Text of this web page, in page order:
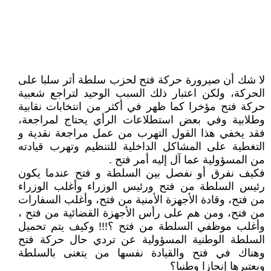
لا شك أن صيرورة حركة فتح لحزب سلطة أثر سلبا على
الحركة، ولكن اعتبار ذلك السبب الوحيد لتراجع شعبية
حركة فتح مؤخرا كما ظهر في أكثر من انتخابات نقابية
وطلابية وفي بعض استطلاعات الرأي يحتاج لمراجعة،
فقد يخفي هذا القول التهرب من عمل مراجعة نقدية و
التغطية على المشاكل الداخلية للتنظيم وتهرب قيادته
من المسؤولية عما آل إليه أمر فتح .
فكيف نفرق أو نفصل بين السلطة و فتح عندما يكون
رئيس السلطة من فتح ورئيس الوزراء وأغلب الوزراء
من فتح، وقادة الأجهزة الأمنية من فتح، وأغلب السفارات
من فتح، ومن هم على رأس الأجهزة القضائية من فتح ،
وأغلب موظفي السلطة من فتح ؟!!! وكيف يتم تحميل
السلطة الوطنية المسؤولية عن تردي حال حركة فتح
وهناك في فتح والقيادة نفسها من يتغنى بالسلطة
ويعتبرها إنجازا وطنيا؟